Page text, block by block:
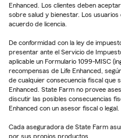
Enhanced. Los clientes deben
sobre salud y bienestar. Los
acuerdo de licencia.
De conformidad con la ley de
presentar ante el Servicio de
aplicable un Formulario 1099-MISC
recompensas de Life Enhanced,
de cualquier consecuencia fiscal que
Enhanced. State Farm no provee
discutir las posibles consecuencias
Enhanced con un asesor fiscal o legal.
Cada aseguradora de State Farm
por sus propios productos.